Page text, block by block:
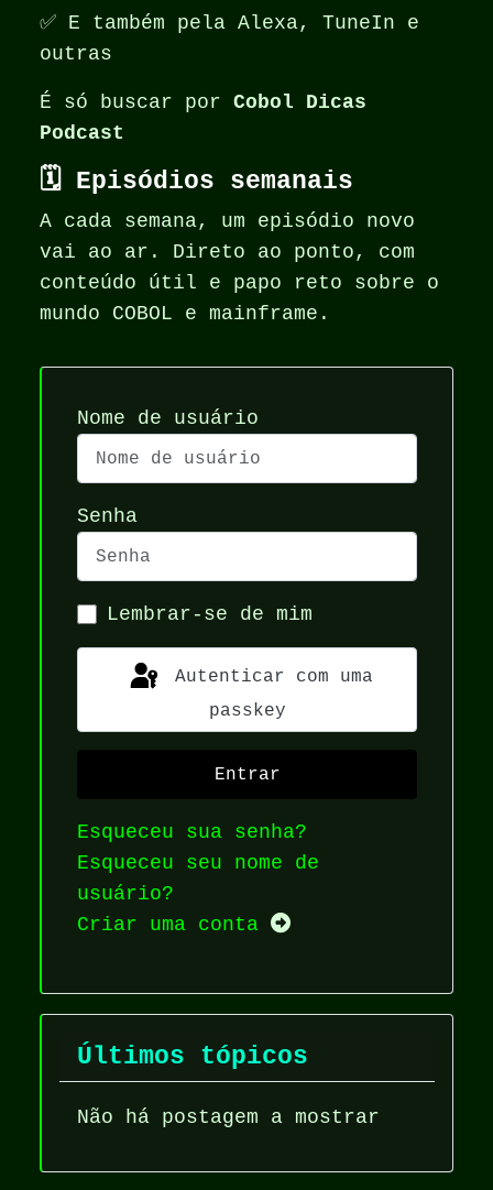
✅ E também pela Alexa, TuneIn e
outras
É só buscar por Cobol Dicas
Podcast
🗓️ Episódios semanais
A cada semana, um episódio novo
vai ao ar. Direto ao ponto, com
conteúdo útil e papo reto sobre o
mundo COBOL e mainframe.
Nome de usuário
Senha
Lembrar-se de mim
passkey
Entrar
Esqueceu sua senha?
Esqueceu seu nome de
usuário?
Criar uma conta
Últimos tópicos
Não há postagem a mostrar